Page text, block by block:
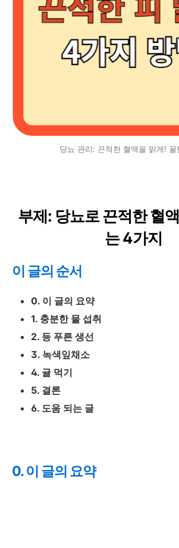
당뇨 관리: 끈적한 혈액을 맑게! 꿀
부제: 당뇨로 끈적한 혈
는 4가지
이 글의 순서
0. 이 글의 요약
1. 충분한 물 섭취
2. 등 푸른 생선
3. 녹색잎채소
4. 귤 먹기
5. 결론
6. 도움 되는 글
0. 이 글의 요약